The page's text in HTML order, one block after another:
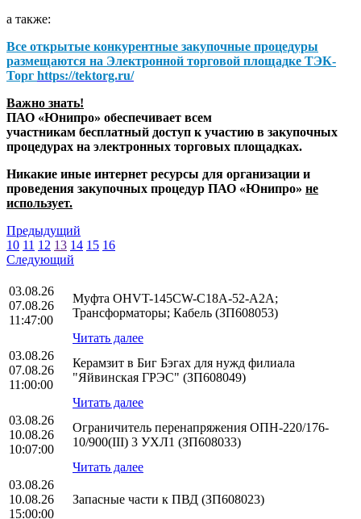
а также:
Все открытые конкурентные закупочные процедуры
размещаются на Электронной торговой площадке ТЭК-
Торг https://tektorg.ru/
Важно знать!
ПАО «Юнипро» обеспечивает всем
участникам бесплатный доступ к участию в закупочных
процедурах на электронных торговых площадках.
Никакие иные интернет ресурсы для организации и
проведения закупочных процедур ПАО «Юнипро» не
использует.
Предыдущий
10 11 12 13 14 15 16
Следующий
03.08.26
07.08.26
11:47:00
Муфта OHVT-145CW-C18A-52-A2A;
Трансформаторы; Кабель (ЗП608053)
Читать далее
03.08.26
07.08.26
11:00:00
Керамзит в Биг Бэгах для нужд филиала
"Яйвинская ГРЭС" (ЗП608049)
Читать далее
03.08.26
10.08.26
10:07:00
Ограничитель перенапряжения ОПН-220/176-
10/900(III) 3 УХЛ1 (ЗП608033)
Читать далее
03.08.26
10.08.26
15:00:00
Запасные части к ПВД (ЗП608023)